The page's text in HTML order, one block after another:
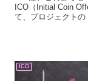
ICO（Initial Coin
て、プロジェクト
ICO